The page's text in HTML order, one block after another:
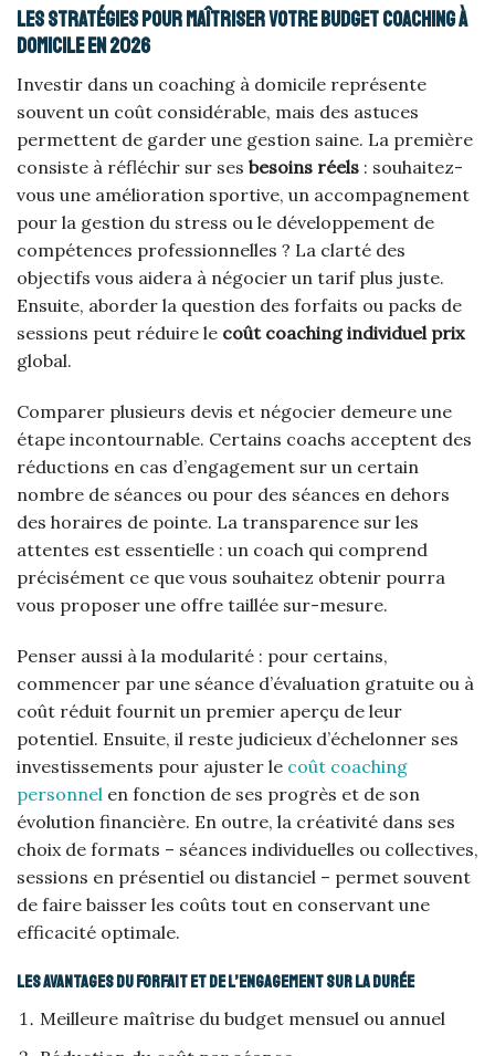
Les stratégies pour maîtriser votre budget coaching à
domicile en 2026
Investir dans un coaching à domicile représente
souvent un coût considérable, mais des astuces
permettent de garder une gestion saine. La première
consiste à réfléchir sur ses besoins réels : souhaitez-
vous une amélioration sportive, un accompagnement
pour la gestion du stress ou le développement de
compétences professionnelles ? La clarté des
objectifs vous aidera à négocier un tarif plus juste.
Ensuite, aborder la question des forfaits ou packs de
sessions peut réduire le coût coaching individuel prix
global.
Comparer plusieurs devis et négocier demeure une
étape incontournable. Certains coachs acceptent des
réductions en cas d’engagement sur un certain
nombre de séances ou pour des séances en dehors
des horaires de pointe. La transparence sur les
attentes est essentielle : un coach qui comprend
précisément ce que vous souhaitez obtenir pourra
vous proposer une offre taillée sur-mesure.
Penser aussi à la modularité : pour certains,
commencer par une séance d’évaluation gratuite ou à
coût réduit fournit un premier aperçu de leur
potentiel. Ensuite, il reste judicieux d’échelonner ses
investissements pour ajuster le coût coaching
personnel en fonction de ses progrès et de son
évolution financière. En outre, la créativité dans ses
choix de formats – séances individuelles ou collectives,
sessions en présentiel ou distanciel – permet souvent
de faire baisser les coûts tout en conservant une
efficacité optimale.
Les avantages du forfait et de l’engagement sur la durée
Meilleure maîtrise du budget mensuel ou annuel